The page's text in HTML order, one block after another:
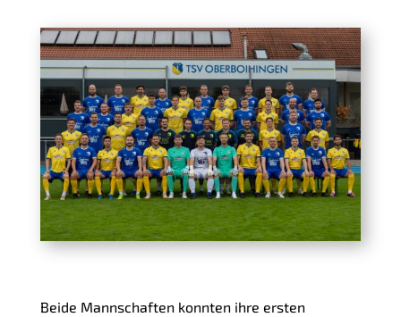
Beide Mannschaften konnten ihre ersten